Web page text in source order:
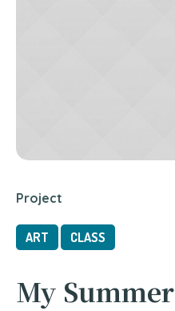
Project
ART CLASS
My Summer